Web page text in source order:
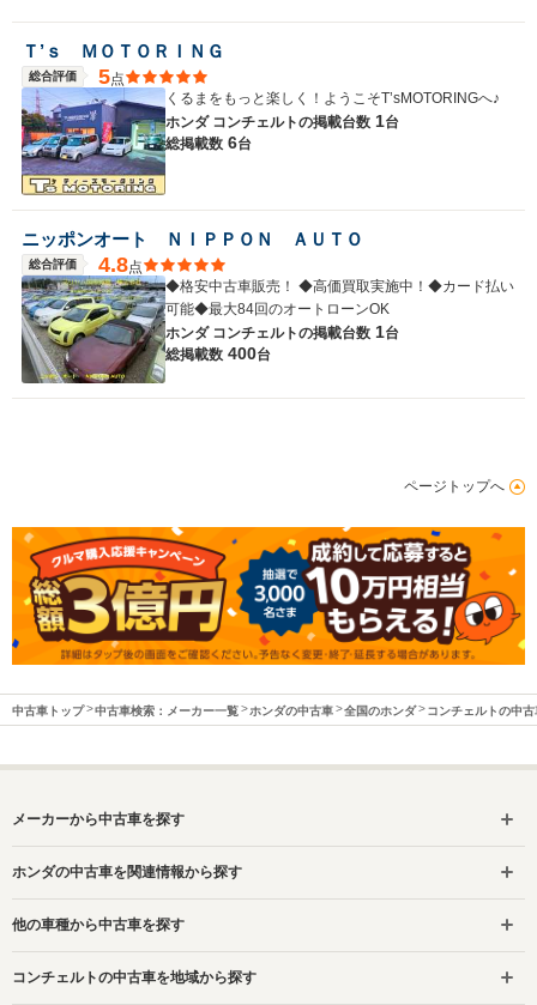
Ｔ’ｓ ＭＯＴＯＲＩＮＧ
総合評価 5点
くるまをもっと楽しく！ようこそT’sMOTORINGへ♪
ホンダ コンチェルトの掲載台数 1台
総掲載数 6台
ニッポンオート ＮＩＰＰＯＮ ＡＵＴＯ
総合評価 4.8点
◆格安中古車販売！ ◆高価買取実施中！◆カード払い
可能◆最大84回のオートローンOK
ホンダ コンチェルトの掲載台数 1台
総掲載数 400台
ページトップへ
中古車トップ 中古車検索：メーカー一覧 ホンダの中古車 全国のホンダ コンチェルトの中古
メーカーから中古車を探す
ホンダの中古車を関連情報から探す
他の車種から中古車を探す
コンチェルトの中古車を地域から探す